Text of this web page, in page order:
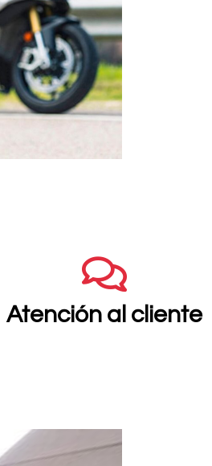
Atención al cliente